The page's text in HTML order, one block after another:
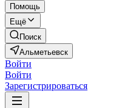
Помощь
Ещё
Поиск
Альметьевск
Войти
Войти
Зарегистрироваться